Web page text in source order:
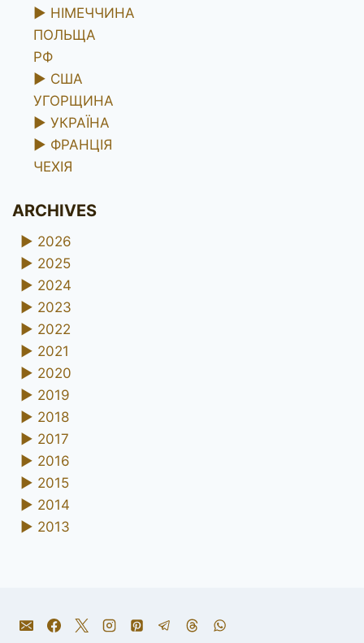
► НІМЕЧЧИНА
ПОЛЬЩА
РФ
► США
УГОРЩИНА
► УКРАЇНА
► ФРАНЦІЯ
ЧЕХІЯ
ARCHIVES
► 2026
► 2025
► 2024
► 2023
► 2022
► 2021
► 2020
► 2019
► 2018
► 2017
► 2016
► 2015
► 2014
► 2013